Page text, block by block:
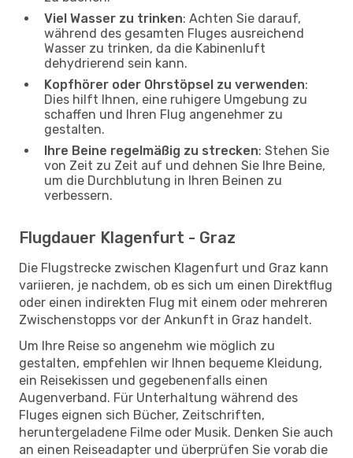
Viel Wasser zu trinken: Achten Sie darauf,
während des gesamten Fluges ausreichend
Wasser zu trinken, da die Kabinenluft
dehydrierend sein kann.
Kopfhörer oder Ohrstöpsel zu verwenden:
Dies hilft Ihnen, eine ruhigere Umgebung zu
schaffen und Ihren Flug angenehmer zu
gestalten.
Ihre Beine regelmäßig zu strecken: Stehen Sie
von Zeit zu Zeit auf und dehnen Sie Ihre Beine,
um die Durchblutung in Ihren Beinen zu
verbessern.
Flugdauer Klagenfurt - Graz
Die Flugstrecke zwischen Klagenfurt und Graz kann
variieren, je nachdem, ob es sich um einen Direktflug
oder einen indirekten Flug mit einem oder mehreren
Zwischenstopps vor der Ankunft in Graz handelt.
Um Ihre Reise so angenehm wie möglich zu
gestalten, empfehlen wir Ihnen bequeme Kleidung,
ein Reisekissen und gegebenenfalls einen
Augenverband. Für Unterhaltung während des
Fluges eignen sich Bücher, Zeitschriften,
heruntergeladene Filme oder Musik. Denken Sie auch
an einen Reiseadapter und überprüfen Sie vorab die